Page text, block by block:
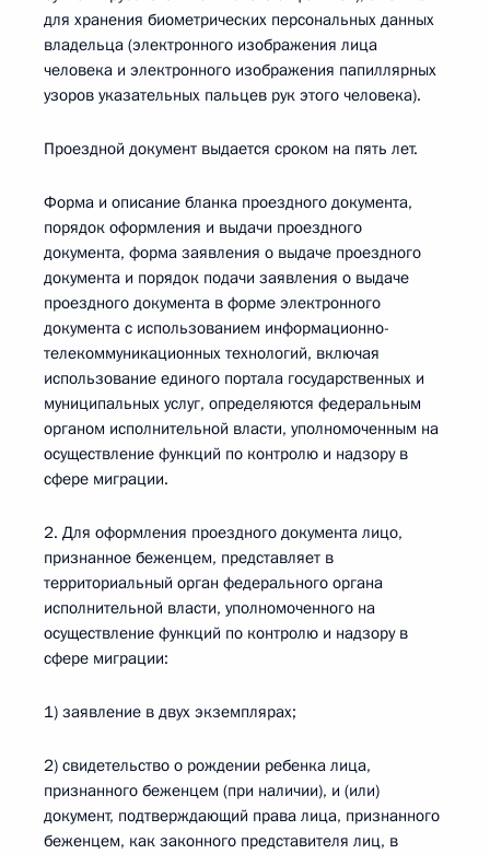
для хранения биометрических персональных данных
владельца (электронного изображения лица
человека и электронного изображения папиллярных
узоров указательных пальцев рук этого человека).
Проездной документ выдается сроком на пять лет.
Форма и описание бланка проездного документа,
порядок оформления и выдачи проездного
документа, форма заявления о выдаче проездного
документа и порядок подачи заявления о выдаче
проездного документа в форме электронного
документа с использованием информационно-
телекоммуникационных технологий, включая
использование единого портала государственных и
муниципальных услуг, определяются федеральным
органом исполнительной власти, уполномоченным на
осуществление функций по контролю и надзору в
сфере миграции.
2. Для оформления проездного документа лицо,
признанное беженцем, представляет в
территориальный орган федерального органа
исполнительной власти, уполномоченного на
осуществление функций по контролю и надзору в
сфере миграции:
1) заявление в двух экземплярах;
2) свидетельство о рождении ребенка лица,
признанного беженцем (при наличии), и (или)
документ, подтверждающий права лица, признанного
беженцем, как законного представителя лиц, в